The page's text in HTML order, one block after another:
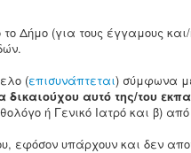
Δήμο (για τους έγγαμους
(επισυνάπτεται) σύμφωνα
αυτό της/του
ή Γενικό Ιατρό και β)
εφόσον υπάρχουν και δεν